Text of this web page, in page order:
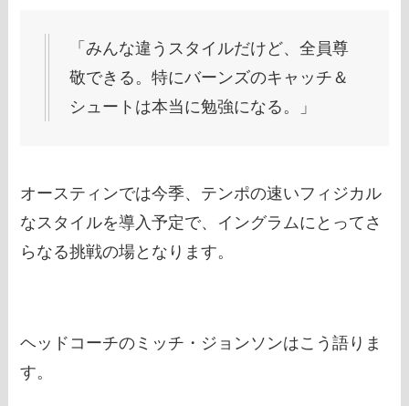
「みんな違うスタイルだけど、全員尊
敬できる。特にバーンズのキャッチ＆
シュートは本当に勉強になる。」
オースティンでは今季、テンポの速いフィジカル
なスタイルを導入予定で、イングラムにとってさ
らなる挑戦の場となります。
ヘッドコーチのミッチ・ジョンソンはこう語りま
す。